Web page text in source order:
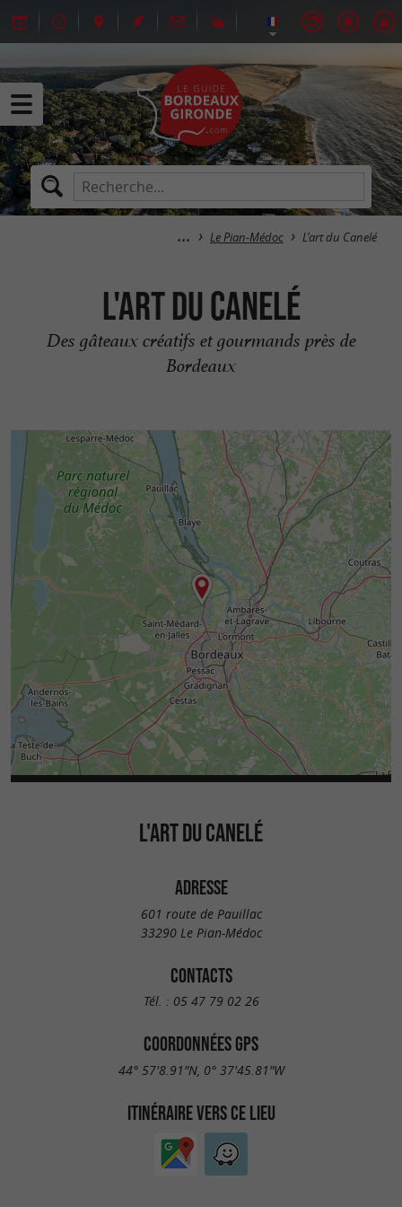
Le Pian-Médoc L'art du Canelé
L'art du Canelé
Des gâteaux créatifs et gourmands près de
Bordeaux
L'ART DU CANELÉ
ADRESSE
601 route de Pauillac
33290 Le Pian-Médoc
CONTACTS
Tél. : 05 47 79 02 26
COORDONNÉES GPS
44° 57'8.91"N, 0° 37'45.81"W
ITINÉRAIRE VERS CE LIEU